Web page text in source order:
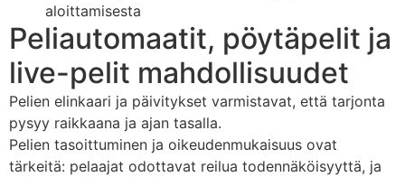
aloittamisesta
Peliautomaatit, pöytäpelit ja
live-pelit mahdollisuudet
Pelien elinkaari ja päivitykset varmistavat, että tarjonta
pysyy raikkaana ja ajan tasalla.
Pelien tasoittuminen ja oikeudenmukaisuus ovat
tärkeitä: pelaajat odottavat reilua todennäköisyyttä, ja